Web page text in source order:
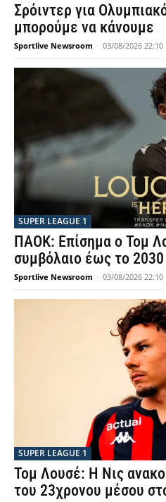
Σρόιντερ για
μπορούμε να κάνουμε
Sportlive Newsroom - 03/08/2026 22:10
SUPER LEAGUE 1
ΠΑΟΚ: Επίσημα ο Τομ
συμβόλαιο έως το 2030
Sportlive Newsroom - 03/08/2026 22:10
SUPER LEAGUE 1
Τομ Λουσέ: Η Νις
του 23χρονου μέσου